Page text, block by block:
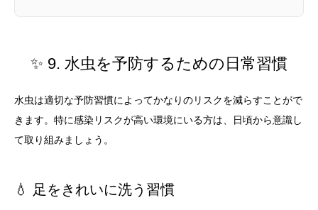
✨ 9. 水虫を予防するための日常習慣
水虫は適切な予防習慣によってかなりのリスクを減らすことがで
きます。特に感染リスクが高い環境にいる方は、日頃から意識し
て取り組みましょう。
💧 足をきれいに洗う習慣